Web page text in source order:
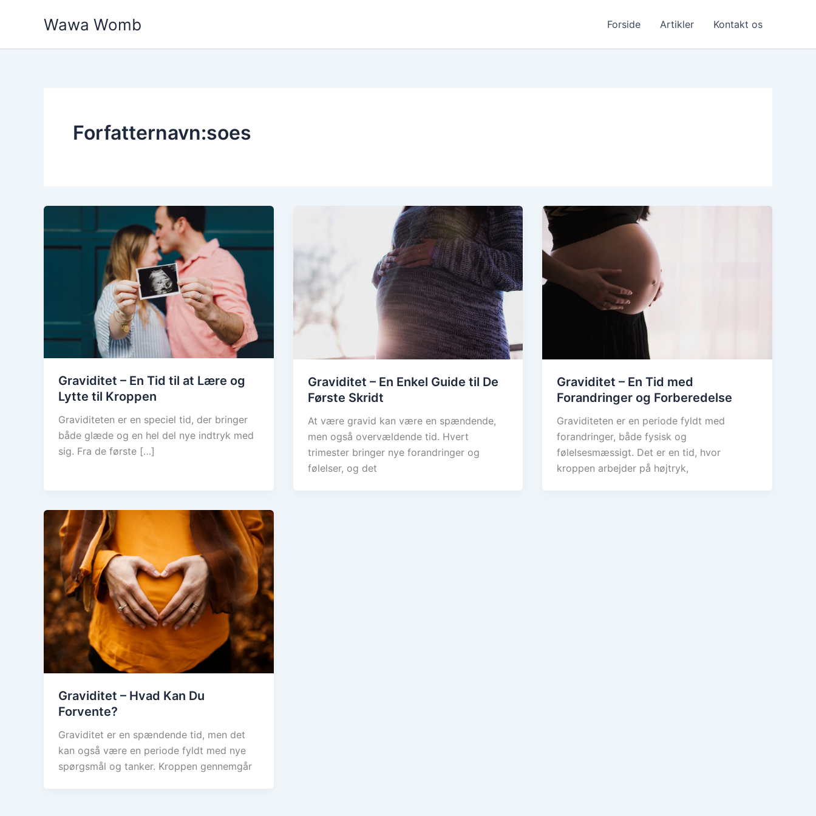
Wawa Womb Forside Artikler Kontakt os
Forfatternavn:soes
Graviditet – En Tid til at Lære og
Lytte til Kroppen
Graviditeten er en speciel tid, der bringer
både glæde og en hel del nye indtryk med
sig. Fra de første […]
Graviditet – En Enkel Guide til De
Første Skridt
At være gravid kan være en spændende,
men også overvældende tid. Hvert
trimester bringer nye forandringer og
følelser, og det
Graviditet – En Tid med
Forandringer og Forberedelse
Graviditeten er en periode fyldt med
forandringer, både fysisk og
følelsesmæssigt. Det er en tid, hvor
kroppen arbejder på højtryk,
Graviditet – Hvad Kan Du
Forvente?
Graviditet er en spændende tid, men det
kan også være en periode fyldt med nye
spørgsmål og tanker. Kroppen gennemgår